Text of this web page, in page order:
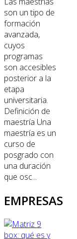
son un tipo de
formación
avanzada,
cuyos
programas
son accesibles
posterior a la
etapa
universitaria.
Definición de
maestría Una
maestría es un
curso de
posgrado con
una duración
que osc...
EMPRESAS